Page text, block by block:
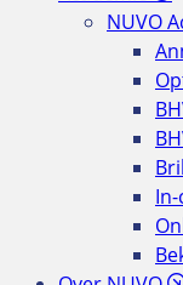
NUVO